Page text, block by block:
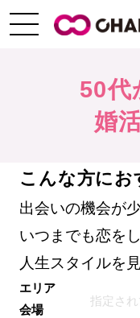
50代
婚
こんな方にお
出会いの機会が
いつまでも恋を
人生スタイルを
エリア
会場
指定され